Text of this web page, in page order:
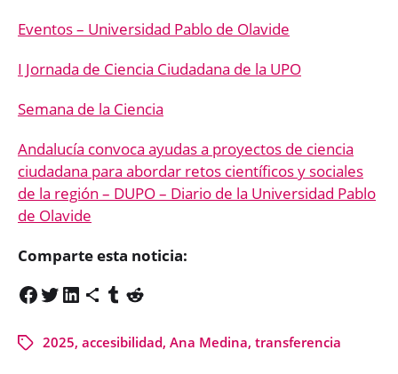
Eventos – Universidad Pablo de Olavide
I Jornada de Ciencia Ciudadana de la UPO
Semana de la Ciencia
Andalucía convoca ayudas a proyectos de ciencia
ciudadana para abordar retos científicos y sociales
de la región – DUPO – Diario de la Universidad Pablo
de Olavide
Comparte esta noticia:
2025, accesibilidad, Ana Medina, transferencia